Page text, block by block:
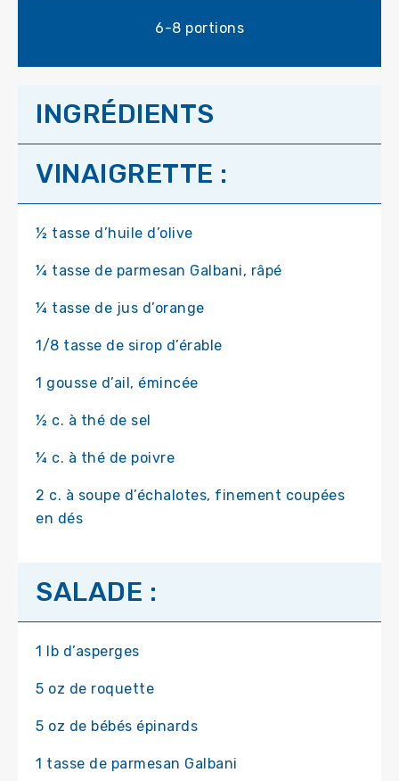
6-8 portions
INGRÉDIENTS
VINAIGRETTE :
½ tasse d’huile d’olive
¼ tasse de parmesan Galbani, râpé
¼ tasse de jus d’orange
1/8 tasse de sirop d’érable
1 gousse d’ail, émincée
½ c. à thé de sel
¼ c. à thé de poivre
2 c. à soupe d’échalotes, finement coupées
en dés
SALADE :
1 lb d’asperges
5 oz de roquette
5 oz de bébés épinards
1 tasse de parmesan Galbani